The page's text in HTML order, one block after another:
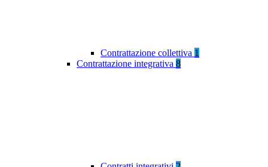
Contrattazione collettiva 1
Contrattazione integrativa 8